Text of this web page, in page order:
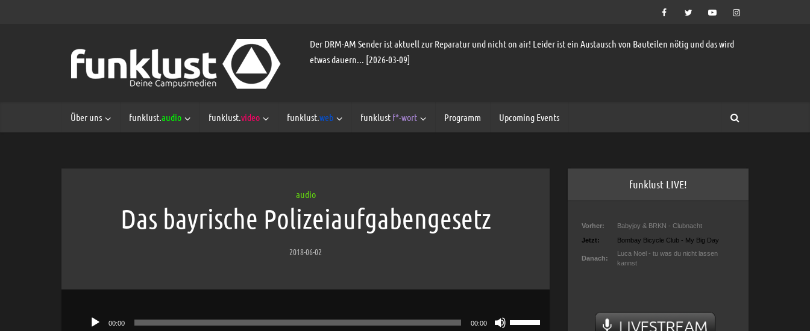
Der DRM-AM Sender ist aktuell zur Reparatur und nicht on air! Leider ist ein Austausch von Bauteilen nötig und das wird
etwas dauern... [2026-03-09]
Über uns funklust.audio funklust.video funklust.web funklust f*-wort Programm Upcoming Events
audio
Das bayrische Polizeiaufgabengesetz
2018-06-02
00:00 00:00
funklust LIVE!